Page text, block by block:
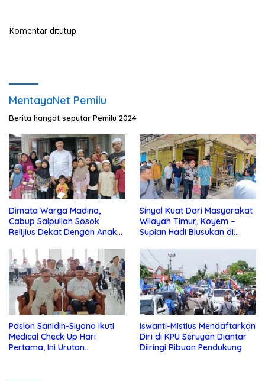
Komentar ditutup.
MentayaNet Pemilu
Berita hangat seputar Pemilu 2024
Dimata Warga Madina,
Cabup Saipullah Sosok
Relijius Dekat Dengan Anak
Sinyal Kuat Dari Masyarakat
Wilayah Timur, Koyem –
Supian Hadi Blusukan di
Paslon Sanidin-Siyono Ikuti
Medical Check Up Hari
Pertama, Ini Urutan
Iswanti-Mistius Mendaftarkan
Diri di KPU Seruyan Diantar
Diiringi Ribuan Pendukung